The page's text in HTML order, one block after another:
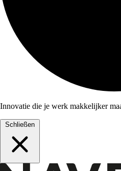
Innovatie die je werk makkelijker
Schließen